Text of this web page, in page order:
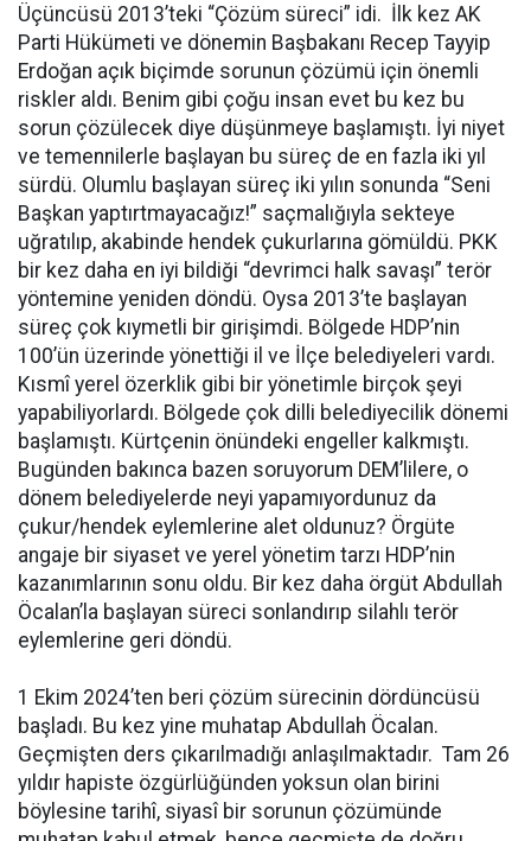
Üçüncüsü 2013’teki “Çözüm süreci” idi. İlk kez AK
Parti Hükümeti ve dönemin Başbakanı Recep Tayyip
Erdoğan açık biçimde sorunun çözümü için önemli
riskler aldı. Benim gibi çoğu insan evet bu kez bu
sorun çözülecek diye düşünmeye başlamıştı. İyi niyet
ve temennilerle başlayan bu süreç de en fazla iki yıl
sürdü. Olumlu başlayan süreç iki yılın sonunda “Seni
Başkan yaptırtmayacağız!” saçmalığıyla sekteye
uğratılıp, akabinde hendek çukurlarına gömüldü. PKK
bir kez daha en iyi bildiği “devrimci halk savaşı” terör
yöntemine yeniden döndü. Oysa 2013’te başlayan
süreç çok kıymetli bir girişimdi. Bölgede HDP’nin
100’ün üzerinde yönettiği il ve İlçe belediyeleri vardı.
Kısmî yerel özerklik gibi bir yönetimle birçok şeyi
yapabiliyorlardı. Bölgede çok dilli belediyecilik dönemi
başlamıştı. Kürtçenin önündeki engeller kalkmıştı.
Bugünden bakınca bazen soruyorum DEM’lilere, o
dönem belediyelerde neyi yapamıyordunuz da
çukur/hendek eylemlerine alet oldunuz? Örgüte
angaje bir siyaset ve yerel yönetim tarzı HDP’nin
kazanımlarının sonu oldu. Bir kez daha örgüt Abdullah
Öcalan’la başlayan süreci sonlandırıp silahlı terör
eylemlerine geri döndü.
1 Ekim 2024’ten beri çözüm sürecinin dördüncüsü
başladı. Bu kez yine muhatap Abdullah Öcalan.
Geçmişten ders çıkarılmadığı anlaşılmaktadır. Tam 26
yıldır hapiste özgürlüğünden yoksun olan birini
böylesine tarihî, siyasî bir sorunun çözümünde